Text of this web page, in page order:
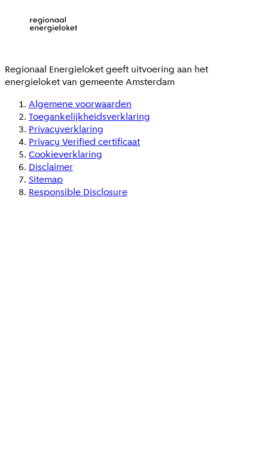
Regionaal Energieloketgeeft uitvoering aan het
energieloket van gemeenteAmsterdam
Algemene voorwaarden
Toegankelijkheidsverklaring
Privacyverklaring
Privacy Verified certificaat
Cookieverklaring
Disclaimer
Sitemap
Responsible Disclosure